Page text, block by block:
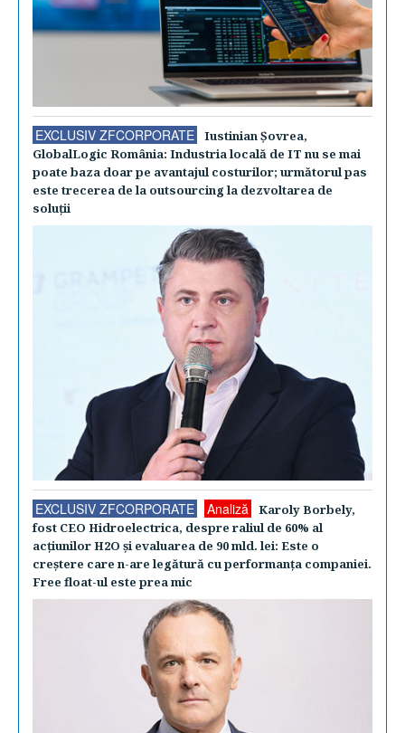
EXCLUSIV ZFCORPORATE
Iustinian Şovrea,
GlobalLogic România: Industria locală de IT nu se mai
poate baza doar pe avantajul costurilor; următorul pas
este trecerea de la outsourcing la dezvoltarea de
soluţii
EXCLUSIV ZFCORPORATE Analiză
Karoly Borbely,
fost CEO Hidroelectrica, despre raliul de 60% al
acţiunilor H2O şi evaluarea de 90 mld. lei: Este o
creştere care n-are legătură cu performanţa companiei.
Free float-ul este prea mic